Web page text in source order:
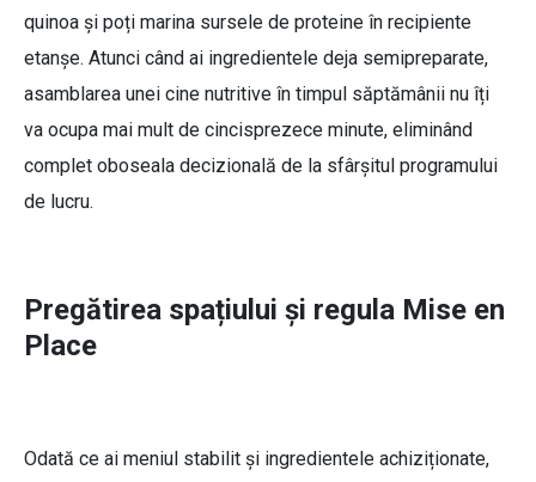
quinoa și poți marina sursele de proteine în recipiente
etanșe. Atunci când ai ingredientele deja semipreparate,
asamblarea unei cine nutritive în timpul săptămânii nu îți
va ocupa mai mult de cincisprezece minute, eliminând
complet oboseala decizională de la sfârșitul programului
de lucru.
Pregătirea spațiului și regula Mise en
Place
Odată ce ai meniul stabilit și ingredientele achiziționate,